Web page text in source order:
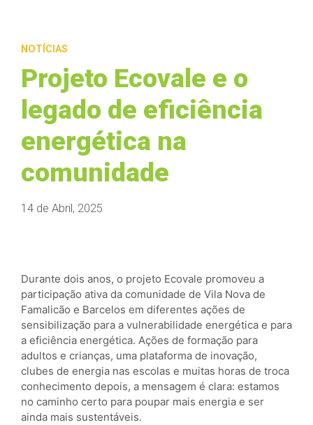
NOTÍCIAS
Projeto Ecovale e o
legado de eficiência
energética na
comunidade
14 de Abril, 2025
Durante dois anos, o projeto Ecovale promoveu a
participação ativa da comunidade de Vila Nova de
Famalicão e Barcelos em diferentes ações de
sensibilização para a vulnerabilidade energética e para
a eficiência energética. Ações de formação para
adultos e crianças, uma plataforma de inovação,
clubes de energia nas escolas e muitas horas de troca
conhecimento depois, a mensagem é clara: estamos
no caminho certo para poupar mais energia e ser
ainda mais sustentáveis.